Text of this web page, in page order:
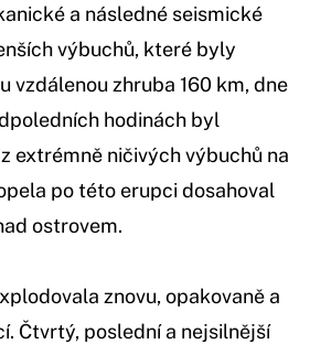
a následné seismické
výbuchů, které byly
vzdálenou zhruba 160 km, dne
hodinách byl
extrémně ničivých výbuchů na
po této erupci dosahoval
ostrovem.
znovu, opakovaně a
Čtvrtý, poslední a nejsilnější